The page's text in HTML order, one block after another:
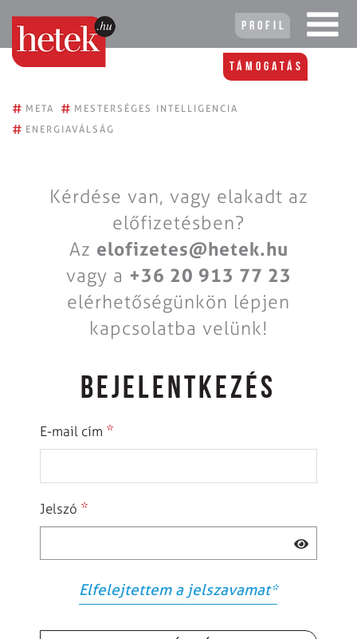
Profil
Támogatás
# META # MESTERSÉGES INTELLIGENCIA
# ENERGIAVÁLSÁG
Kérdése van, vagy elakadt az
előfizetésben?
Az elofizetes@hetek.hu
vagy a +36 20 913 77 23
elérhetőségünkön lépjen
kapcsolatba velünk!
BEJELENTKEZÉS
E-mail cím *
Jelszó *
Elfelejtettem a jelszavamat*